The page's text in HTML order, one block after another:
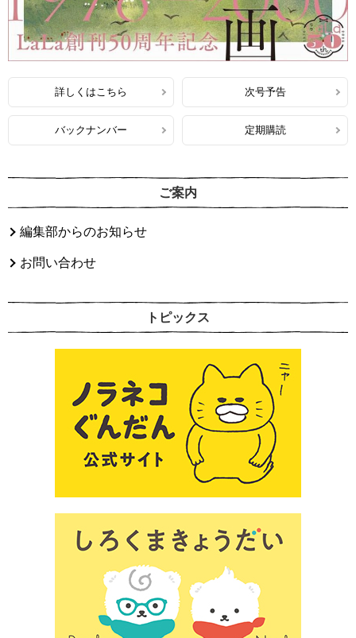
詳しくはこちら 次号予告
バックナンバー 定期購読
ご案内
編集部からのお知らせ
お問い合わせ
トピックス